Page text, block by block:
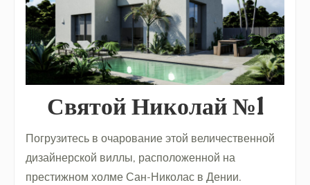
Святой Николай №1
Погрузитесь в очарование этой величественной
дизайнерской виллы, расположенной на
престижном холме Сан-Николас в Дении.